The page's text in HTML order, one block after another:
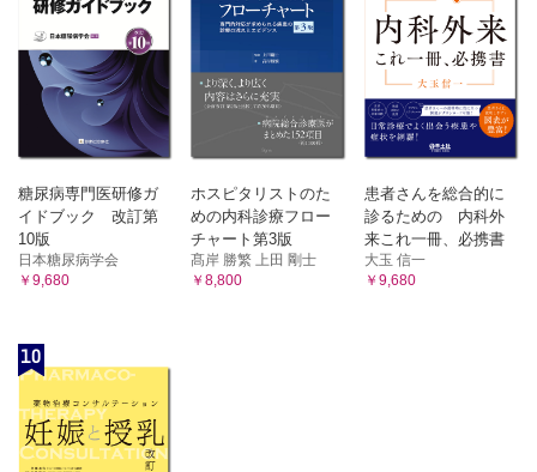
糖尿病専門医研修ガ
イドブック 改訂第
10版
日本糖尿病学会
￥9,680
ホスピタリストのた
めの内科診療フロー
チャート第3版
髙岸 勝繁 上田 剛士
￥8,800
患者さんを総合的に
診るための 内科外
来これ一冊、必携書
大玉 信一
￥9,680
10